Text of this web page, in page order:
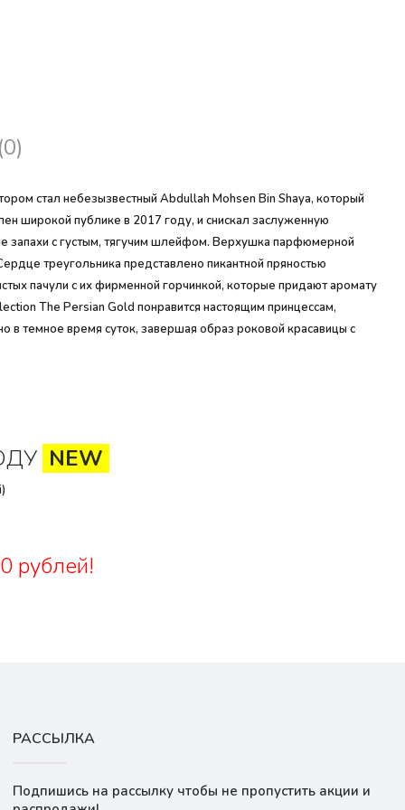
стал небезызвестный Abdullah Mohsen Bin Shaya, который
широкой публике в 2017 году, и снискал заслуженную
запахи с густым, тягучим шлейфом. Верхушка парфюмерной
треугольника представлено пикантной пряностью
пачули с их фирменной горчинкой, которые придают аромату
The Persian Gold понравится настоящим принцессам,
в темное время суток, завершая образ роковой красавицы с
NEW
рублей!
РАССЫЛКА
Подпишись на рассылку чтобы не пропустить акции и